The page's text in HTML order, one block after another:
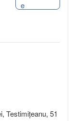
e
Testimițeanu, 51